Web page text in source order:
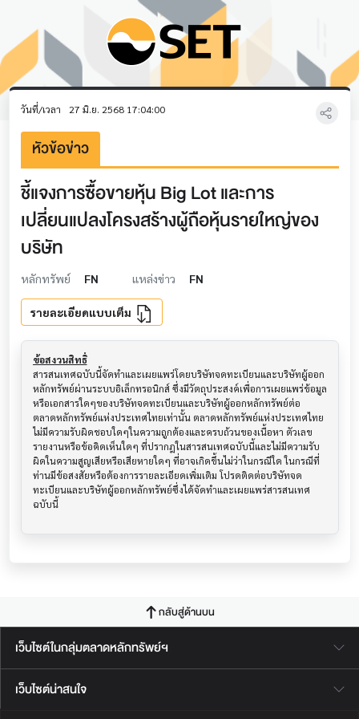
วันที่/เวลา 27 มิ.ย. 2568 17:04:00
หัวข้อข่าว
ชี้แจงการซื้อขายหุ้น Big Lot และการ
เปลี่ยนแปลงโครงสร้างผู้ถือหุ้นรายใหญ่ของ
บริษัท
หลักทรัพย์ FN แหล่งข่าว FN
รายละเอียดแบบเต็ม
ข้อสงวนสิทธิ์
สารสนเทศฉบับนี้จัดทำและเผยแพร่โดยบริษัทจดทะเบียนและบริษัทผู้ออก
หลักทรัพย์ผ่านระบบอิเล็กทรอนิกส์ ซึ่งมีวัตถุประสงค์เพื่อการเผยแพร่ข้อมูล
หรือเอกสารใดๆของบริษัทจดทะเบียนและบริษัทผู้ออกหลักทรัพย์ต่อ
ตลาดหลักทรัพย์แห่งประเทศไทยเท่านั้น ตลาดหลักทรัพย์แห่งประเทศไทย
ไม่มีความรับผิดชอบใดๆในความถูกต้องและครบถ้วนของเนื้อหา ตัวเลข
รายงานหรือข้อคิดเห็นใดๆ ที่ปรากฎในสารสนเทศฉบับนี้และไม่มีความรับ
ผิดในความสูญเสียหรือเสียหายใดๆ ที่อาจเกิดขึ้นไม่ว่าในกรณีใด ในกรณีที่
ท่านมีข้อสงสัยหรือต้องการรายละเอียดเพิ่มเติม โปรดติดต่อบริษัทจด
ทะเบียนและบริษัทผู้ออกหลักทรัพย์ซึ่งได้จัดทำและเผยแพร่สารสนเทศ
ฉบับนี้
กลับสู่ด้านบน
เว็บไซต์ในกลุ่มตลาดหลักทรัพย์ฯ
เว็บไซต์น่าสนใจ